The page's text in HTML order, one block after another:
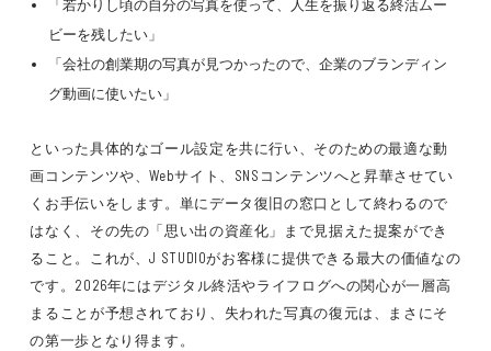
「若かりし頃の自分の写真を使って、人生を振り返る終活ムー
ビーを残したい」
「会社の創業期の写真が見つかったので、企業のブランディン
グ動画に使いたい」
といった具体的なゴール設定を共に行い、そのための最適な動
画コンテンツや、Webサイト、SNSコンテンツへと昇華させてい
くお手伝いをします。単にデータ復旧の窓口として終わるので
はなく、その先の「思い出の資産化」まで見据えた提案ができ
ること。これが、J STUDIOがお客様に提供できる最大の価値なの
です。2026年にはデジタル終活やライフログへの関心が一層高
まることが予想されており、失われた写真の復元は、まさにそ
の第一歩となり得ます。